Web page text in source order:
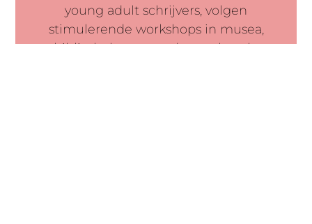
young adult schrijvers, volgen
stimulerende workshops in musea,
bibliotheken en andere culturele